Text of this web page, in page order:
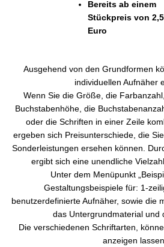
Bereits ab einem
Stückpreis von
Euro
Ausgehend von den Grundformen
individuellen Aufnäher
Wenn Sie die Größe, die
Buchstabenhöhe, die
oder die Schriften in einer Zeile
ergeben sich Preisunterschiede, die
Sonderleistungen ersehen können.
ergibt sich eine unendliche
Unter dem Menüpunkt
Gestaltungsbeispiele für: 1-
benutzerdefinierte Aufnäher, sowie die
das Untergrundmaterial und
Die verschiedenen Schriftarten,
anzeigen lassen.